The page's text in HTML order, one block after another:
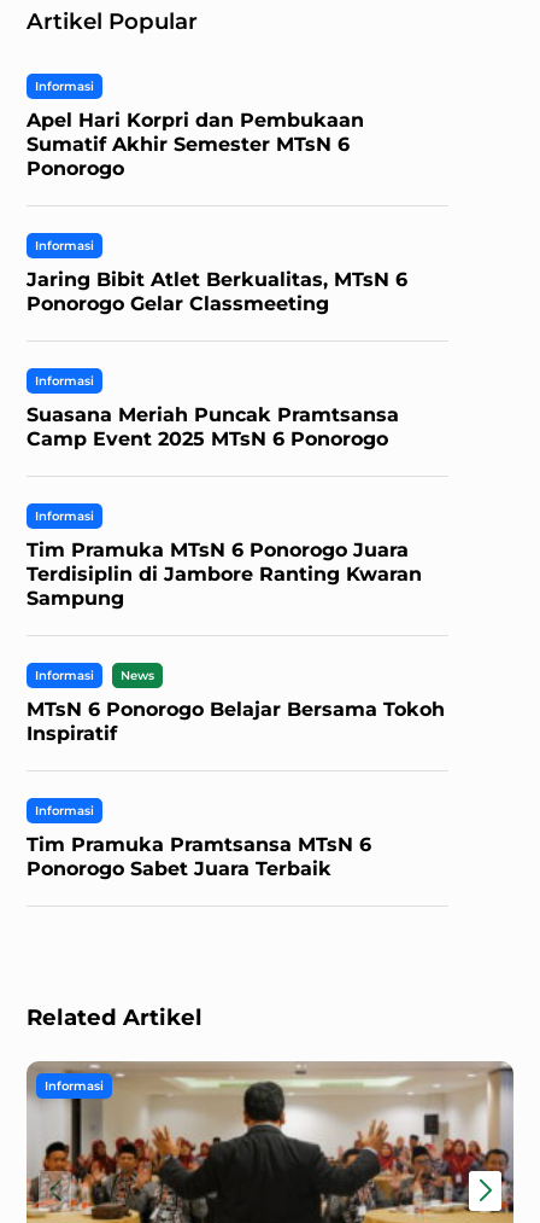
Artikel Popular
Informasi
Apel Hari Korpri dan Pembukaan
Sumatif Akhir Semester MTsN 6
Ponorogo
Informasi
Jaring Bibit Atlet Berkualitas, MTsN 6
Ponorogo Gelar Classmeeting
Informasi
Suasana Meriah Puncak Pramtsansa
Camp Event 2025 MTsN 6 Ponorogo
Informasi
Tim Pramuka MTsN 6 Ponorogo Juara
Terdisiplin di Jambore Ranting Kwaran
Sampung
Informasi News
MTsN 6 Ponorogo Belajar Bersama Tokoh
Inspiratif
Informasi
Tim Pramuka Pramtsansa MTsN 6
Ponorogo Sabet Juara Terbaik
Related Artikel
Informasi